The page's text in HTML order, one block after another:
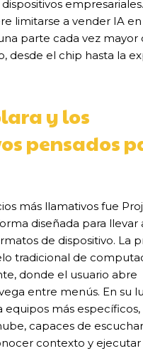
empresariales.
limitarse a vender IA
parte cada vez mayor
desde el chip hasta la
y los
pensados
más llamativos fue
diseñada para llevar
de dispositivo. La
tradicional de
donde el usuario abre
entre menús. En su
equipos más específicos,
capaces de
contexto y ejecutar